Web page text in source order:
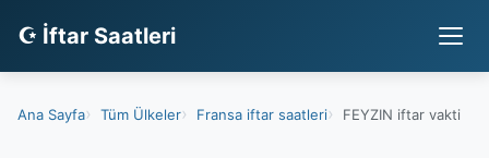
☪ İftar Saatleri
Ana Sayfa Tüm Ülkeler Fransa iftar saatleri FEYZIN iftar vakti